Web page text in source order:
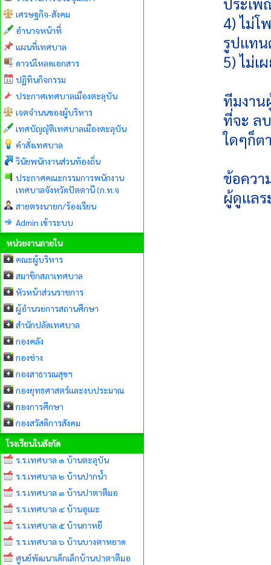
เศรษฐกิจ-สังคม
อำนาจหน้าที่
แผนที่เทศบาล
ดาวน์โหลดเอกสาร
ปฏิทินกิจกรรม
ประกาศเทศบาลเมืองตะลุบัน
เจตจำนนของผู้บริหาร
เทศบัญญัติเทศบาลเมืองตะลุบัน
คำสั่งเทศบาล
วินัยพนักงานส่วนท้องถิ่น
ประกาศคณะกรรมการพนักงาน
เทศบาลจังหวัดปัตตานี (ก.ท.จ
สายตรงนายก/ร้องเรียน
Admin เข้าระบบ
หน่วยงานภายใน
คณะผู้บริหาร
สมาชิกสภาเทศบาล
หัวหน้าส่วนราชการ
ผู้อำนวยการสถานศึกษา
สำนักปลัดเทศบาล
กองคลัง
กองช่าง
กองสาธารณสุขฯ
กองยุทธศาสตร์และงบประมาณ
กองการศึกษา
กองสวัสดิการสังคม
โรงเรียนในสังกัด
ร.ร.เทศบาล ๑ บ้านตะลุบัน
ร.ร.เทศบาล ๒ บ้านปากน้ำ
ร.ร.เทศบาล ๓ บ้านปาตาตีมอ
ร.ร.เทศบาล ๔ บ้านอุเมะ
ร.ร.เทศบาล ๕ บ้านกาหยี
ร.ร.เทศบาล ๖ บ้านบางตาหยาด
ศูนย์พัฒนาเด็กเล็กบ้านปาตาตีมอ
4) ไม่โ
รูปแท
5) ไม่เ
ทีมงาน
ที่จะ ล
ใดๆก็ต
ข้อควา
ผู้ดูแลร